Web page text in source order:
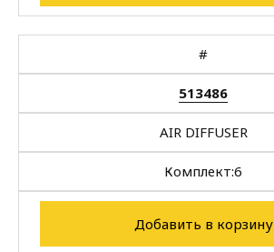
#
513486
AIR DIFFUSER
Комплект:6
Добавить в корзину